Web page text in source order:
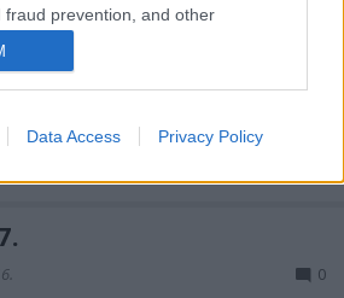
fraud prevention, and other
Data Access Privacy Policy
elsőként a blogger
viszont nem hímes
zsemlét. Blogzsemlét.
dekorációk minden
0